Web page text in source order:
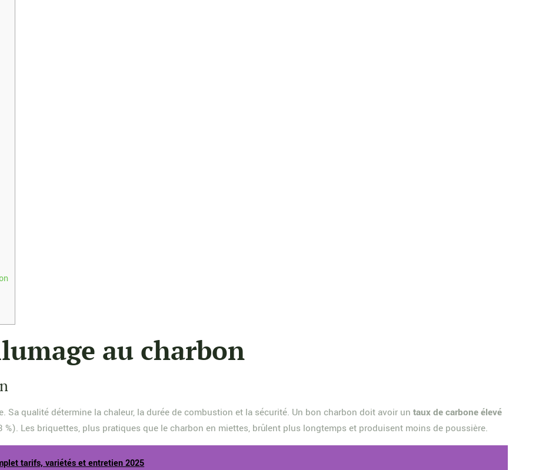
au charbon
Sa qualité détermine la chaleur, la durée de combustion et la sécurité. Un bon charbon doit avoir untaux de carbone élevé
%). Les briquettes, plus pratiques que le charbon en miettes, brûlent plus longtemps et produisent moins de poussière.
tarifs, variétés et entretien 2025